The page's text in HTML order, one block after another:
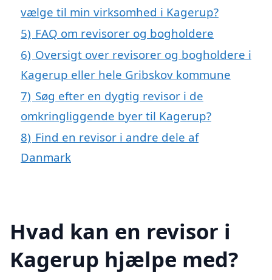
vælge til min virksomhed i Kagerup?
5) FAQ om revisorer og bogholdere
6) Oversigt over revisorer og bogholdere i
Kagerup eller hele Gribskov kommune
7) Søg efter en dygtig revisor i de
omkringliggende byer til Kagerup?
8) Find en revisor i andre dele af
Danmark
Hvad kan en revisor i
Kagerup hjælpe med?